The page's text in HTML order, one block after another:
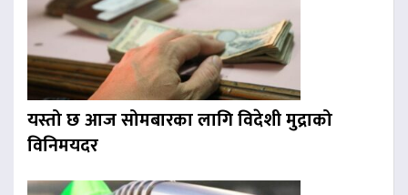
यस्तो छ आज सोमबारका लागि विदेशी मुद्राको
विनिमयदर